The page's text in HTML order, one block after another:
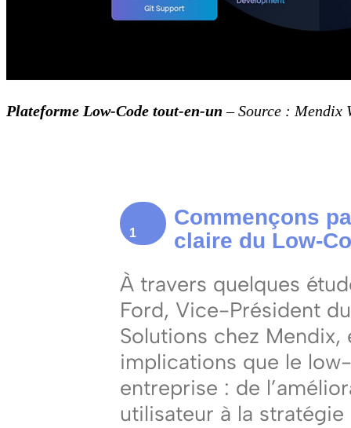
Plateforme Low-Code tout-en-un – Source : Mendix
1
Commençons
claire du Low-
À travers quelques
Ford, Vice-Président
Solutions chez
implications que le
entreprise : de
utilisateur à la